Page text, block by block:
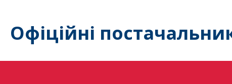
Офіційні